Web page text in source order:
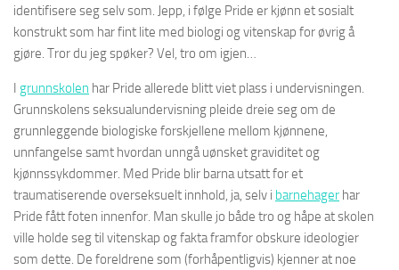
identifisere seg selv som. Jepp, i følge Pride er kjønn et sosialt
konstrukt som har fint lite med biologi og vitenskap for øvrig å
gjøre. Tror du jeg spøker? Vel, tro om igjen…
I grunnskolen har Pride allerede blitt viet plass i undervisningen.
Grunnskolens seksualundervisning pleide dreie seg om de
grunnleggende biologiske forskjellene mellom kjønnene,
unnfangelse samt hvordan unngå uønsket graviditet og
kjønnssykdommer. Med Pride blir barna utsatt for et
traumatiserende overseksuelt innhold, ja, selv i barnehager har
Pride fått foten innenfor. Man skulle jo både tro og håpe at skolen
ville holde seg til vitenskap og fakta framfor obskure ideologier
som dette. De foreldrene som (forhåpentligvis) kjenner at noe